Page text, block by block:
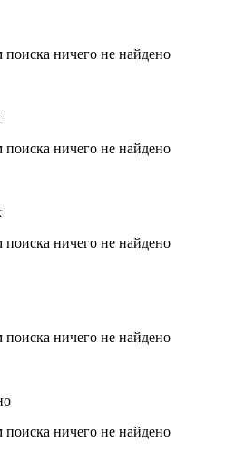
ничего не найдено
ничего не найдено
ничего не найдено
ничего не найдено
ничего не найдено